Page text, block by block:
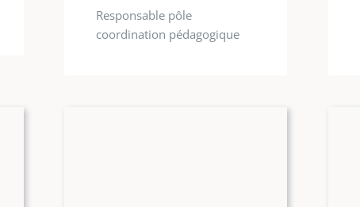
Responsable pôle
coordination pédagogique